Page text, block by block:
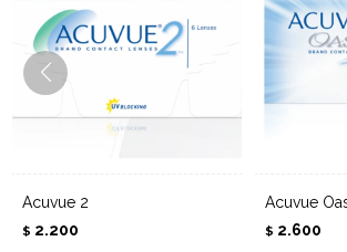
Acuvue 2
$ 2.200
Acuvue
$ 2.600